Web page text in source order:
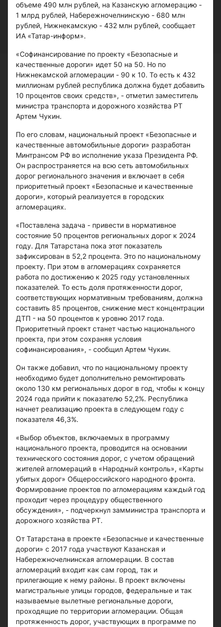
объеме 490 млн рублей, на Казанскую агломерацию -
1 млрд рублей, Набережночелнинскую - 680 млн
рублей, Нижнекамскую - 432 млн рублей, сообщает
ИА «Татар-информ».
«Софинансирование по проекту «Безопасные и
качественные дороги» идет 50 на 50. Но по
Нижнекамской агломерации - 90 к 10. То есть к 432
миллионам рублей республика должна будет добавить
10 процентов своих средств», - отметил заместитель
министра транспорта и дорожного хозяйства РТ
Артем Чукин.
По его словам, национальный проект «Безопасные и
качественные автомобильные дороги» разработан
Минтрансом РФ во исполнение указа Президента РФ.
Он распространяется на всю сеть автомобильных
дорог регионального значения и включает в себя
приоритетный проект «Безопасные и качественные
дороги», который реализуется в городских
агломерациях.
«Поставлена задача - привести в нормативное
состояние 50 процентов региональных дорог к 2024
году. Для Татарстана пока этот показатель
зафиксирован в 52,2 процента. Это по национальному
проекту. При этом в агломерациях сохраняется
работа по достижению к 2025 году установленных
показателей. То есть доля протяженности дорог,
соответствующих нормативным требованиям, должна
составить 85 процентов, снижение мест концентрации
ДТП - на 50 процентов к уровню 2017 года.
Приоритетный проект станет частью национального
проекта, при этом сохраняя условия
софинансирования», - сообщил Артем Чукин.
Он также добавил, что по национальному проекту
необходимо будет дополнительно ремонтировать
около 130 км региональных дорог в год, чтобы к концу
2024 года прийти к показателю 52,2%. Республика
начнет реализацию проекта в следующем году с
показателя 46,3%.
«Выбор объектов, включаемых в программу
национального проекта, проводится на основании
технического состояния дорог, с учетом обращений
жителей агломераций в «Народный контроль», «Карты
убитых дорог» Общероссийского народного фронта.
Формирование проектов по агломерациям каждый год
проходит через процедуру общественного
обсуждения», - подчеркнул замминистра транспорта и
дорожного хозяйства РТ.
От Татарстана в проекте «Безопасные и качественные
дороги» с 2017 года участвуют Казанская и
Набережночелнинская агломерации. В состав
агломераций входит как сам город, так и
прилегающие к нему районы. В проект включены
магистральные улицы городов, федеральные и так
называемые вылетные региональные дороги,
проходящие по территории агломерации. Общая
протяженность дорог, участвующих в программе по